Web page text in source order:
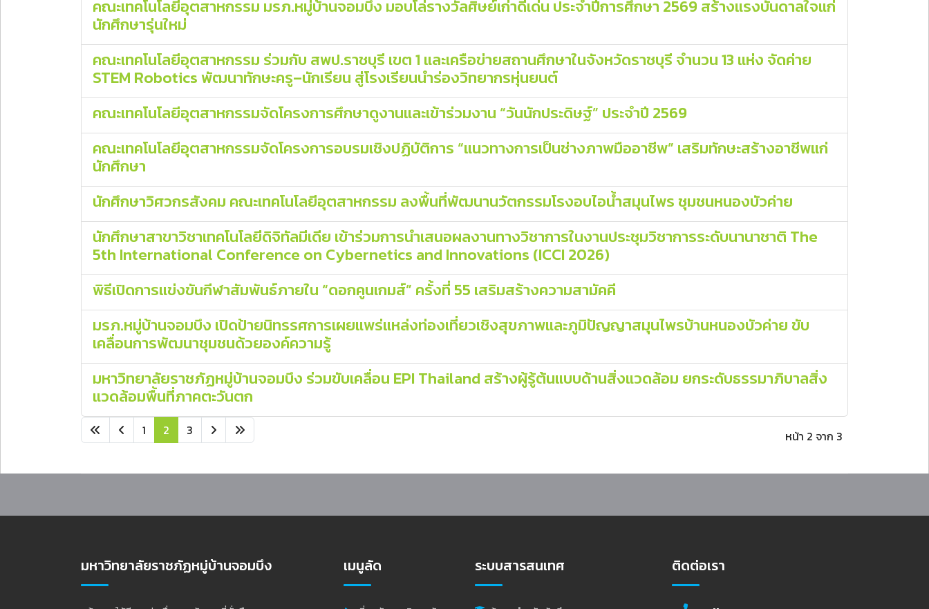
คณะเทคโนโลยีอุตสาหกรรม มรภ.หมู่บ้านจอมบึง มอบโล่รางวัลศิษย์เก่าดีเด่น ประจำปีการศึกษา 2569 สร้างแรงบันดาลใจแก่
นักศึกษารุ่นใหม่
คณะเทคโนโลยีอุตสาหกรรม ร่วมกับ สพป.ราชบุรี เขต 1 และเครือข่ายสถานศึกษาในจังหวัดราชบุรี จำนวน 13 แห่ง จัดค่าย
STEM Robotics พัฒนาทักษะครู–นักเรียน สู่โรงเรียนนำร่องวิทยากรหุ่นยนต์
คณะเทคโนโลยีอุตสาหกรรมจัดโครงการศึกษาดูงานและเข้าร่วมงาน “วันนักประดิษฐ์” ประจำปี 2569
คณะเทคโนโลยีอุตสาหกรรมจัดโครงการอบรมเชิงปฏิบัติการ “แนวทางการเป็นช่างภาพมืออาชีพ” เสริมทักษะสร้างอาชีพแก่
นักศึกษา
นักศึกษาวิศวกรสังคม คณะเทคโนโลยีอุตสาหกรรม ลงพื้นที่พัฒนานวัตกรรมโรงอบไอน้ำสมุนไพร ชุมชนหนองบัวค่าย
นักศึกษาสาขาวิชาเทคโนโลยีดิจิทัลมีเดีย เข้าร่วมการนำเสนอผลงานทางวิชาการในงานประชุมวิชาการระดับนานาชาติ The
5th International Conference on Cybernetics and Innovations (ICCI 2026)
พิธีเปิดการแข่งขันกีฬาสัมพันธ์ภายใน “ดอกคูนเกมส์” ครั้งที่ 55 เสริมสร้างความสามัคคี
มรภ.หมู่บ้านจอมบึง เปิดป้ายนิทรรศการเผยแพร่แหล่งท่องเที่ยวเชิงสุขภาพและภูมิปัญญาสมุนไพรบ้านหนองบัวค่าย ขับ
เคลื่อนการพัฒนาชุมชนด้วยองค์ความรู้
มหาวิทยาลัยราชภัฏหมู่บ้านจอมบึง ร่วมขับเคลื่อน EPI Thailand สร้างผู้รู้ต้นแบบด้านสิ่งแวดล้อม ยกระดับธรรมาภิบาลสิ่ง
แวดล้อมพื้นที่ภาคตะวันตก
หน้า 2 จาก 3
1 2 3
มหาวิทยาลัยราชภัฏหมู่บ้านจอมบึง เมนูลัด ระบบสารสนเทศ ติดต่อเรา